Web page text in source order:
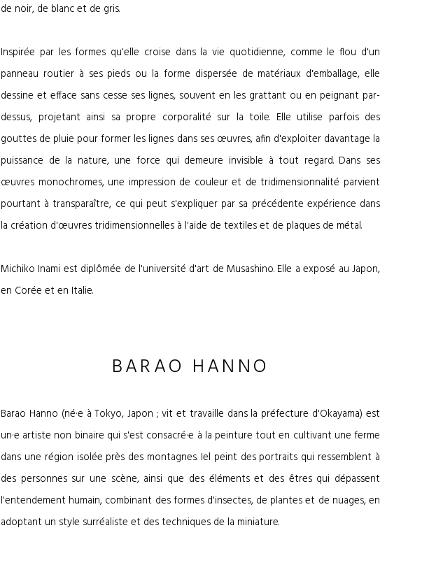
de noir, de blanc et de gris.
Inspirée par les formes qu'elle croise dans la vie quotidienne, comme le flou d'un
panneau routier à ses pieds ou la forme dispersée de matériaux d'emballage, elle
dessine et efface sans cesse ses lignes, souvent en les grattant ou en peignant par-
dessus, projetant ainsi sa propre corporalité sur la toile. Elle utilise parfois des
gouttes de pluie pour former les lignes dans ses œuvres, afin d'exploiter davantage la
puissance de la nature, une force qui demeure invisible à tout regard. Dans ses
œuvres monochromes, une impression de couleur et de tridimensionnalité parvient
pourtant à transparaître, ce qui peut s'expliquer par sa précédente expérience dans
la création d'œuvres tridimensionnelles à l'aide de textiles et de plaques de métal.
Michiko Inami est diplômée de l'université d'art de Musashino. Elle a exposé au Japon,
en Corée et en Italie.
BARAO HANNO
Barao Hanno (né·e à Tokyo, Japon ; vit et travaille dans la préfecture d'Okayama) est
un·e artiste non binaire qui s'est consacré·e à la peinture tout en cultivant une ferme
dans une région isolée près des montagnes. Iel peint des portraits qui ressemblent à
des personnes sur une scène, ainsi que des éléments et des êtres qui dépassent
l'entendement humain, combinant des formes d'insectes, de plantes et de nuages, en
adoptant un style surréaliste et des techniques de la miniature.